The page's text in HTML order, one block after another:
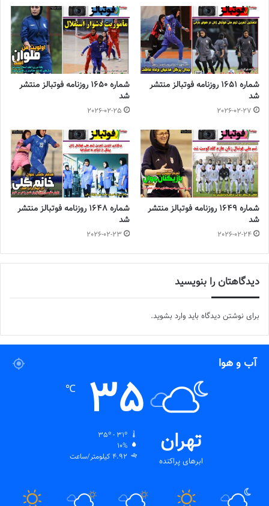
◾️با فوتبالز همراه شوید◾️فوتبالز را در اینستاگرام دنبال کنید
◾️
footballs.women@
برچسب ها روزنامه فوتبالز روزنامه ورزشی فوتبال زنان فوتسال زنان
شماره 1651 روزنامه فوتبالز منتشر
شد
2026-02-27
شماره 1650 روزنامه فوتبالز منتشر
شد
2026-02-25
شماره 1649 روزنامه فوتبالز منتشر
شد
2026-02-24
شماره 1648 روزنامه فوتبالز منتشر
شد
2026-02-23
دیدگاهتان را بنویسید
برای نوشتن دیدگاه باید وارد بشوید.
آب و هوا
تهران
ابرهای پراکنده
35
℃
10%
4.92 کیلومتر/ساعت